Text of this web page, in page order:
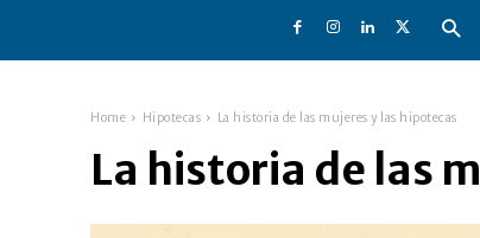
Home Hipotecas La historia de las mujeres y las hipotecas
La historia de las